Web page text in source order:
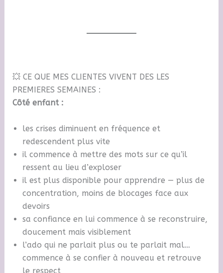
💥 CE QUE MES CLIENTES VIVENT DES LES
PREMIERES SEMAINES :
Côté enfant :
les crises diminuent en fréquence et
redescendent plus vite
il commence à mettre des mots sur ce qu’il
ressent au lieu d’exploser
il est plus disponible pour apprendre — plus de
concentration, moins de blocages face aux
devoirs
sa confiance en lui commence à se reconstruire,
doucement mais visiblement
l’ado qui ne parlait plus ou te parlait mal…
commence à se confier à nouveau et retrouve
le respect